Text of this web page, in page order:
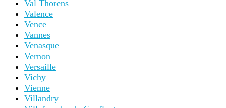
Val Thorens
Valence
Vence
Vannes
Venasque
Vernon
Versaille
Vichy
Vienne
Villandry